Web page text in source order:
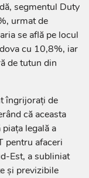
segmentul Duty
urmat de
se află pe locul
cu 10,8%, iar
de tutun din
îngrijorați de
că aceasta
legală a
pentru afaceri
Est, a subliniat
și previzibile